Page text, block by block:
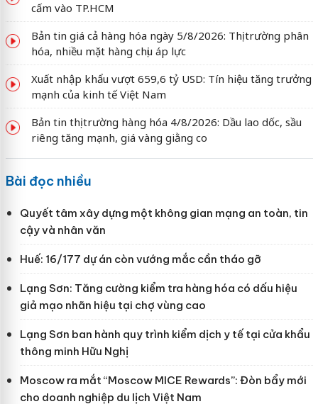
cấm vào TP.HCM
Bản tin giá cả hàng hóa ngày 5/8/2026: Thị trường phân
hóa, nhiều mặt hàng chịu áp lực
Xuất nhập khẩu vượt 659,6 tỷ USD: Tín hiệu tăng trưởng
mạnh của kinh tế Việt Nam
Bản tin thị trường hàng hóa 4/8/2026: Dầu lao dốc, sầu
riêng tăng mạnh, giá vàng giằng co
Bài đọc nhiều
Quyết tâm xây dựng một không gian mạng an toàn, tin
cậy và nhân văn
Huế: 16/177 dự án còn vướng mắc cần tháo gỡ
Lạng Sơn: Tăng cường kiểm tra hàng hóa có dấu hiệu
giả mạo nhãn hiệu tại chợ vùng cao
Lạng Sơn ban hành quy trình kiểm dịch y tế tại cửa khẩu
thông minh Hữu Nghị
Moscow ra mắt “Moscow MICE Rewards”: Đòn bẩy mới
cho doanh nghiệp du lịch Việt Nam